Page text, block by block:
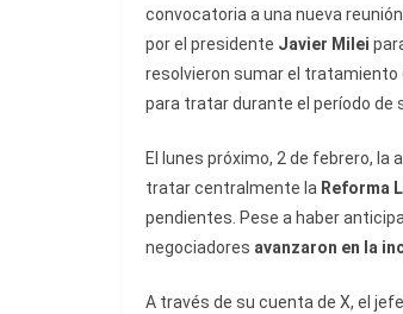
convocatoria a una nueva
por el presidente Javier Milei
resolvieron sumar el tratamiento
para tratar durante el período de
El lunes próximo, 2 de febrero,
tratar centralmente la Reforma
pendientes. Pese a haber
negociadores avanzaron en la
A través de su cuenta de X, el